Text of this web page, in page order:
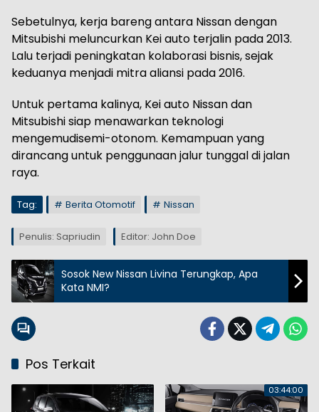
Sebetulnya, kerja bareng antara Nissan dengan
Mitsubishi meluncurkan Kei auto terjalin pada 2013.
Lalu terjadi peningkatan kolaborasi bisnis, sejak
keduanya menjadi mitra aliansi pada 2016.
Untuk pertama kalinya, Kei auto Nissan dan
Mitsubishi siap menawarkan teknologi
mengemudisemi-otonom. Kemampuan yang
dirancang untuk penggunaan jalur tunggal di jalan
raya.
Tag: Berita Otomotif Nissan
Penulis: Sapriudin Editor: John Doe
Sosok New Nissan Livina Terungkap, Apa
Kata NMI?
Pos Terkait
03:44:00